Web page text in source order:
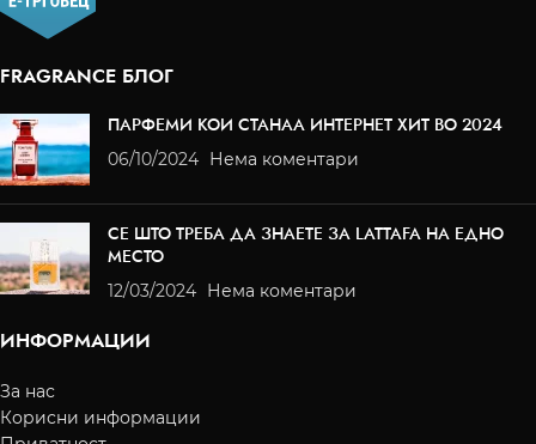
FRAGRANCE БЛОГ
ПАРФЕМИ КОИ СТАНАА ИНТЕРНЕТ ХИТ ВО 2024
06/10/2024 Нема коментари
СЕ ШТО ТРЕБА ДА ЗНАЕТЕ ЗА LATTAFA НА ЕДНО
МЕСТО
12/03/2024 Нема коментари
ИНФОРМАЦИИ
За нас
Корисни информации